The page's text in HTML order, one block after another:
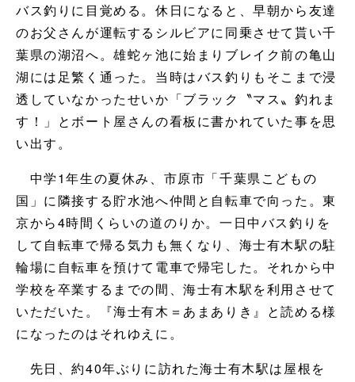
バス釣りに目覚める。休日になると、早朝から友達
のお父さんが運転するシルビアに同乗させて貰い千
葉県の湖沼へ。雄蛇ヶ池に始まりブレイク前の亀山
湖には足繁く通った。当時はバス釣りもそこまで浸
透していなかったせいか「ブラック〝マス〟釣れま
す！」とボート屋さんの看板に書かれていた事を思
い出す。
中学1年生の夏休み、市原市「千葉県こどもの
国」に隣接する貯水池へ仲間と自転車で向った。東
京から4時間くらいの道のりか。一日中バス釣りを
して自転車で帰る気力も無くなり、海士有木駅の駐
輪場に自転車を預けて電車で帰宅した。それから中
学校を卒業するまでの間、海士有木駅を利用させて
いただいた。『海士有木＝あまありき』と読める様
になったのはそれゆえに。
先日、約40年ぶりに訪れた海士有木駅は屋根を